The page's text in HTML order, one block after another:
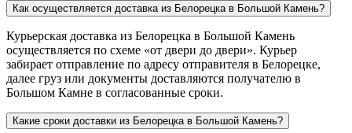
Как осуществляется доставка из Белорецка в Большой Камень?
Курьерская доставка из Белорецка в Большой Камень
осуществляется по схеме «от двери до двери». Курьер
забирает отправление по адресу отправителя в Белорецке,
далее груз или документы доставляются получателю в
Большом Камне в согласованные сроки.
Какие сроки доставки из Белорецка в Большой Камень?